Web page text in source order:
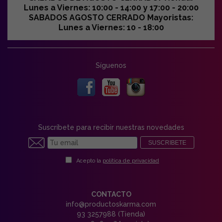
Lunes a Viernes: 10:00 - 14:00 y 17:00 - 20:00
SABADOS AGOSTO CERRADO Mayoristas:
Lunes a Viernes: 10 - 18:00
Síguenos
Suscríbete para recibir nuestras novedades
SUSCRIBETE
Acepto la política de privacidad
CONTACTO
info@productoskarma.com
93 3257988 (Tienda)